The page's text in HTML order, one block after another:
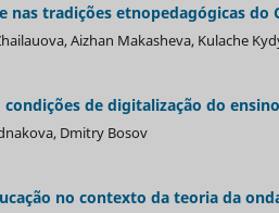
nas tradições etnopedagógicas do
Aizhan Makasheva, Kulache
condições de digitalização do
Dmitry Bosov
no contexto da teoria da